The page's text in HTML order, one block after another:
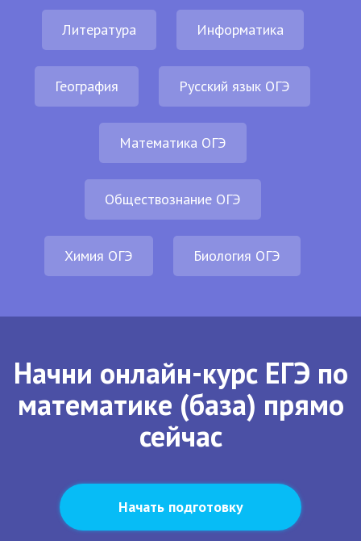
Литература Информатика
География Русский язык ОГЭ
Математика ОГЭ
Обществознание ОГЭ
Химия ОГЭ Биология ОГЭ
Начни онлайн-курс ЕГЭ по
математике (база) прямо
сейчас
Начать подготовку